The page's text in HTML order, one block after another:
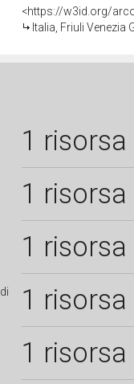
<https://w3id.org/
Italia, Friuli Venezia
1 risorsa
1 risorsa
1 risorsa
di 1 risorsa
1 risorsa